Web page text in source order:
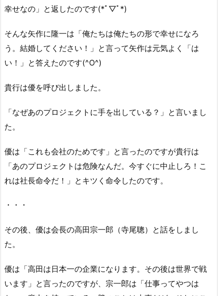
幸せなの」と返したのです(*ﾟ▽ﾟ*)
そんな矢作に隆一は「俺たちは俺たちの形で幸せになろ
う。結婚してください！」と言って矢作は元気よく「は
い！」と答えたのです(^O^)
貴行は優を呼び出しました。
「なぜあのプロジェクトに手を出している？」と言いまし
た。
優は「これも会社のためです」と言ったのですが貴行は
「あのプロジェクトは危険なんだ。今すぐに中止しろ！こ
れは社長命令だ！」とキツく命令したのです。
・・・
その後、優は会長の高田宗一郎（寺尾聰）と話をしまし
た。
優は「高田は日本一の企業になります。その後は世界で戦
います」と言ったのですが、宗一郎は「仕事ってやつは